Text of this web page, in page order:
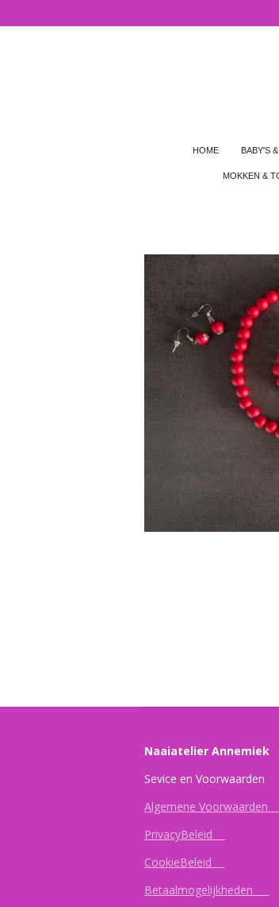
direct
HOME BABY'S
MOKKEN &
Naaiatelier Annemiek
Sevice
Algemene Voorwaarden
PrivacyBeleid
CookieBeleid
Betaalmogelijkheden